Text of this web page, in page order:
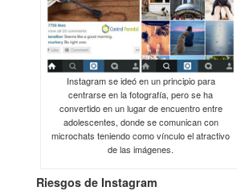
Instagram se ideó en un principio para
centrarse en la fotografía, pero se ha
convertido en un lugar de encuentro entre
adolescentes, donde se comunican con
microchats teniendo como vínculo el atractivo
de las imágenes.
Riesgos de Instagram